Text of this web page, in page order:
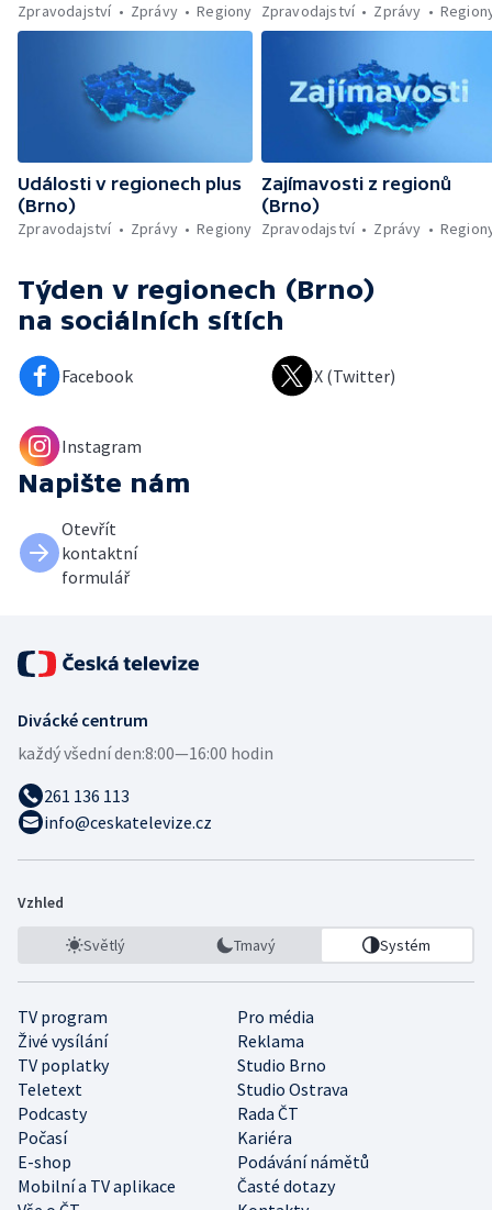
Zpravodajství
Zprávy Regiony Zpravodajství
Zprávy
Události v regionech plus
(Brno)
Zpravodajství
Zprávy Regiony
Zajímavosti z regionů
(Brno)
Zpravodajství
Zprávy
Týden v regionech (Brno)
na sociálních sítích
Facebook X (Twitter)
Instagram
Napište nám
Otevřít
kontaktní
formulář
Divácké centrum
každý všední den:8:00—16:00 hodin
261 136 113
info@ceskatelevize.cz
Vzhled
Světlý Tmavý Systém
TV program
Pro média
Živé vysílání
Reklama
TV poplatky
Studio Brno
Teletext
Studio Ostrava
Podcasty
Rada ČT
Počasí
Kariéra
E-shop
Podávání námětů
Mobilní a TV aplikace
Časté dotazy